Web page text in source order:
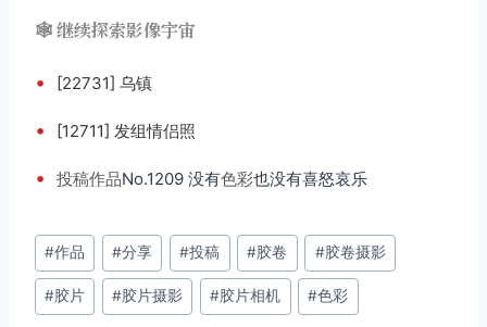
🕸️ 继续探索影像宇宙
• [22731] 乌镇
• [12711] 发组情侣照
• 投稿作品No.1209 没有色彩也没有喜怒哀乐
文
章
标
#作品 #分享 #投稿 #胶卷 #胶卷摄影
#胶片 #胶片摄影 #胶片相机 #色彩